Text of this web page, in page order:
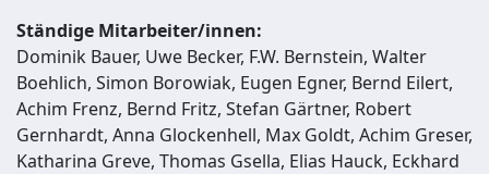
Ständige Mitarbeiter/innen:
Dominik Bauer, Uwe Becker, F.W. Bernstein, Walter
Boehlich, Simon Borowiak, Eugen Egner, Bernd Eilert,
Achim Frenz, Bernd Fritz, Stefan Gärtner, Robert
Gernhardt, Anna Glockenhell, Max Goldt, Achim Greser,
Katharina Greve, Thomas Gsella, Elias Hauck, Eckhard